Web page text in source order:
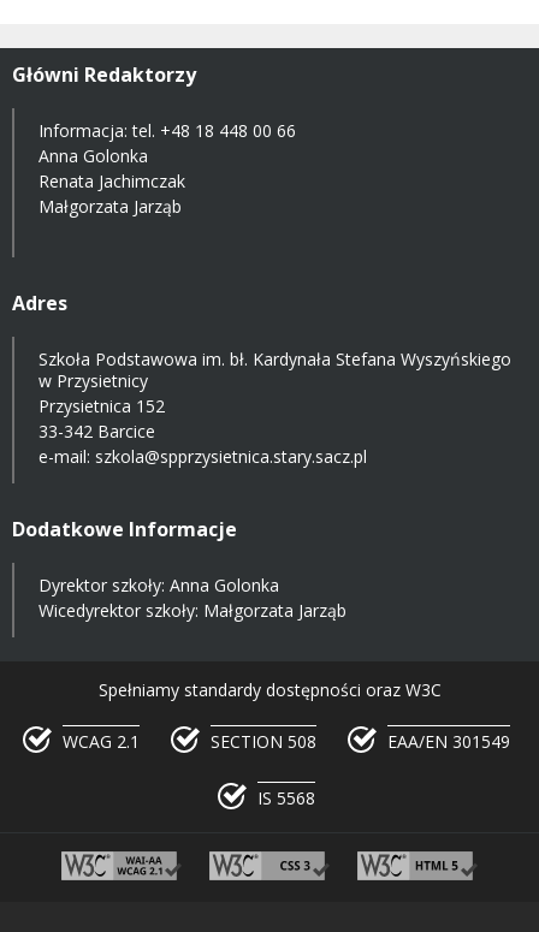
Główni Redaktorzy
Informacja: tel. +48 18 448 00 66
Anna Golonka
Renata Jachimczak
Małgorzata Jarząb
Adres
Szkoła Podstawowa im. bł. Kardynała Stefana Wyszyńskiego
w Przysietnicy
Przysietnica 152
33-342 Barcice
e-mail: szkola@spprzysietnica.stary.sacz.pl
Dodatkowe Informacje
Dyrektor szkoły: Anna Golonka
Wicedyrektor szkoły: Małgorzata Jarząb
Spełniamy standardy dostępności oraz W3C
WCAG 2.1 SECTION 508 EAA/EN 301549
IS 5568